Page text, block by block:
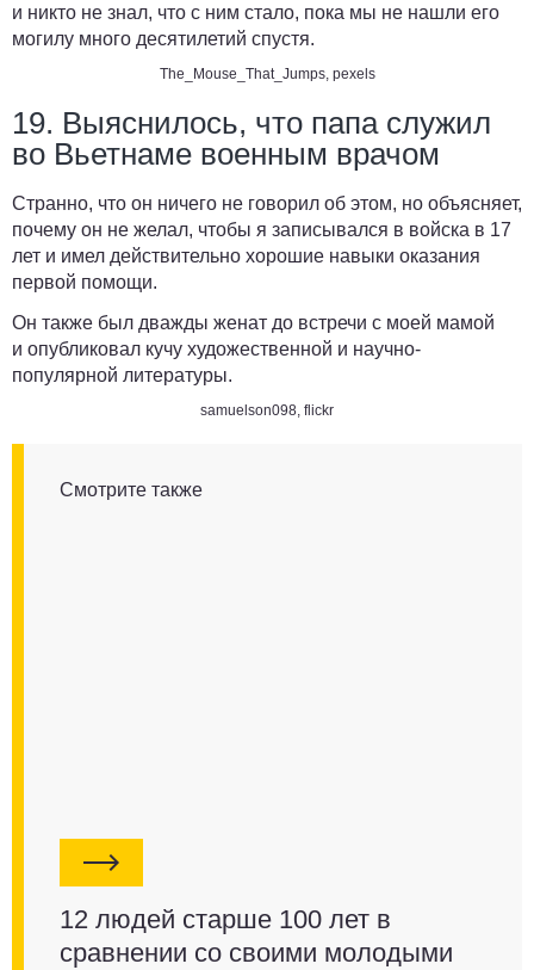
и никто не знал, что с ним стало, пока мы не нашли его
могилу много десятилетий спустя.
The_Mouse_That_Jumps, pexels
19. Выяснилось, что папа служил
во Вьетнаме военным врачом
Странно, что он ничего не говорил об этом, но объясняет,
почему он не желал, чтобы я записывался в войска в 17
лет и имел действительно хорошие навыки оказания
первой помощи.
Он также был дважды женат до встречи с моей мамой
и опубликовал кучу художественной и научно-
популярной литературы.
samuelson098, flickr
Смотрите также
12 людей старше 100 лет в
сравнении со своими молодыми